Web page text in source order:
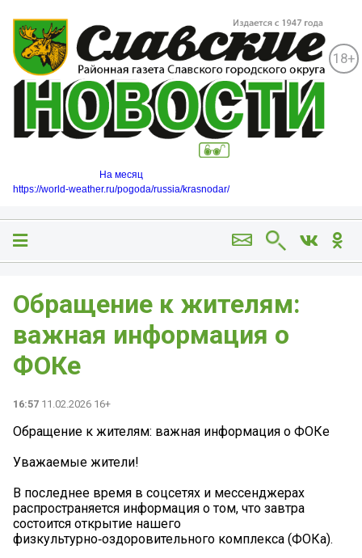
18+
На месяц
https://world-weather.ru/pogoda/russia/krasnodar/
Обращение к жителям:
важная информация о
ФОКе
16:57 11.02.2026 16+
Обращение к жителям: важная информация о ФОКе
Уважаемые жители!
В последнее время в соцсетях и мессенджерах
распространяется информация о том, что завтра
состоится открытие нашего
физкультурно‑оздоровительного комплекса (ФОКа).